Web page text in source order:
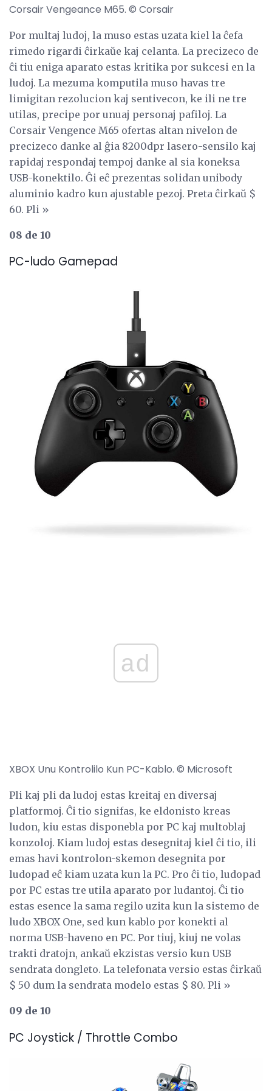
Corsair Vengeance M65. © Corsair
Por multaj ludoj, la muso estas uzata kiel la ĉefa
rimedo rigardi ĉirkaŭe kaj celanta. La precizeco de
ĉi tiu eniga aparato estas kritika por sukcesi en la
ludoj. La mezuma komputila muso havas tre
limigitan rezolucion kaj sentivecon, ke ili ne tre
utilas, precipe por unuaj personaj pafiloj. La
Corsair Vengence M65 ofertas altan nivelon de
precizeco danke al ĝia 8200dpr lasero-sensilo kaj
rapidaj respondaj tempoj danke al sia koneksa
USB-konektilo. Ĝi eĉ prezentas solidan unibody
aluminio kadro kun ajustable pezoj. Preta ĉirkaŭ $
60. Pli »
08 de 10
PC-ludo Gamepad
ad
XBOX Unu Kontrolilo Kun PC-Kablo. © Microsoft
Pli kaj pli da ludoj estas kreitaj en diversaj
platformoj. Ĉi tio signifas, ke eldonisto kreas
ludon, kiu estas disponebla por PC kaj multoblaj
konzoloj. Kiam ludoj estas desegnitaj kiel ĉi tio, ili
emas havi kontrolon-skemon desegnita por
ludopad eĉ kiam uzata kun la PC. Pro ĉi tio, ludopad
por PC estas tre utila aparato por ludantoj. Ĉi tio
estas esence la sama regilo uzita kun la sistemo de
ludo XBOX One, sed kun kablo por konekti al
norma USB-haveno en PC. Por tiuj, kiuj ne volas
trakti dratojn, ankaŭ ekzistas versio kun USB
sendrata dongleto. La telefonata versio estas ĉirkaŭ
$ 50 dum la sendrata modelo estas $ 80. Pli »
09 de 10
PC Joystick / Throttle Combo